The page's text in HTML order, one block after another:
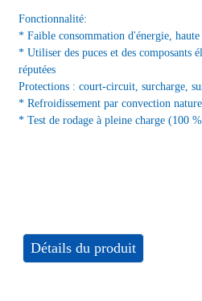
Fonctionnalité:
* Faible consommation d'énergie,
* Utiliser des puces et des composants
réputées
Protections : court-circuit, surcharge,
* Refroidissement par convection
* Test de rodage à pleine charge (100
Détails du produit